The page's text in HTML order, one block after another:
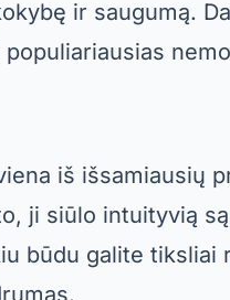
ir saugumą.
iš išsamiausių
ji siūlo intuityvią
būdu galite